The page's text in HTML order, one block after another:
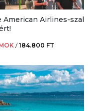
American Airlines-szal
/184.800 FT